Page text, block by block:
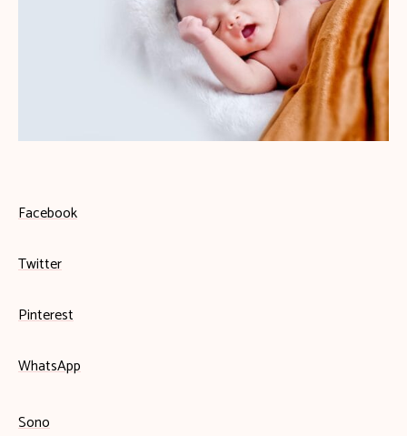
Facebook
Twitter
Pinterest
WhatsApp
Sono